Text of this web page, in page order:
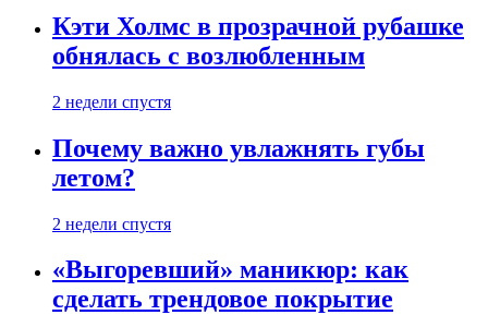
Кэти Холмс в прозрачной рубашке
обнялась с возлюбленным
2 недели спустя
Почему важно увлажнять губы
летом?
2 недели спустя
«Выгоревший» маникюр: как
сделать трендовое покрытие